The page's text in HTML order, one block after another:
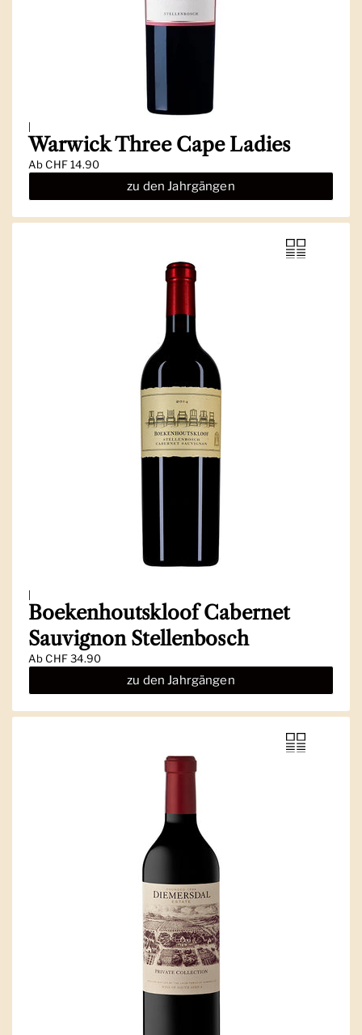
Warwick Three Cape Ladies
AbCHF 14.90
zu den Jahrgängen
Boekenhoutskloof Cabernet
Sauvignon Stellenbosch
AbCHF 34.90
zu den Jahrgängen